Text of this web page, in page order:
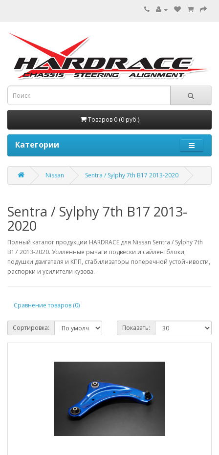
Товаров 0 (0 руб.)
Категории
Nissan Sentra / Sylphy 7th B17 2013-2020
Sentra / Sylphy 7th B17 2013-
2020
Полный каталог продукции HARDRACE для Nissan Sentra / Sylphy 7th
B17 2013-2020. Усиленные рычаги подвески и сайлентблоки,
подушки двигателя и КПП, стабилизаторы поперечной устойчивости,
распорки и усилители кузова.
Сравнение товаров (0)
Сортировка: Показать: